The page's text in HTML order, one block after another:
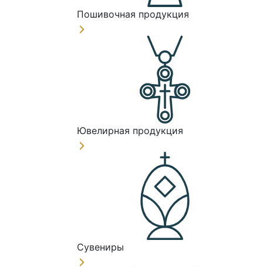
Пошивочная продукция
Ювелирная продукция
Сувениры